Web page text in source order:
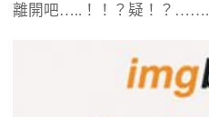
離開吧…..！！？疑！？…….